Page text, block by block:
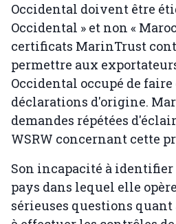
Occidental doivent être
Occidental » et non «
certificats MarinTrust
permettre aux
Occidental occupé de faire
déclarations d'origine.
demandes répétées
WSRW concernant cette
Son incapacité à
pays dans lequel elle
sérieuses questions quant